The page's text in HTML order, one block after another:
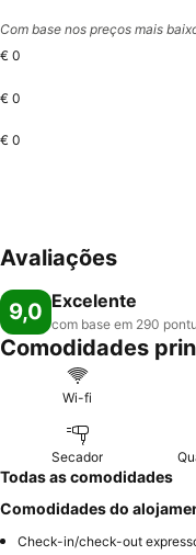
Com base nos preços mais
€ 0
€ 0
€ 0
Avaliações
9,0 Excelente
com base em 290
Comodidades
Wi-fi
Secador
Todas as comodidades
Comodidades do
Check-in/check-out